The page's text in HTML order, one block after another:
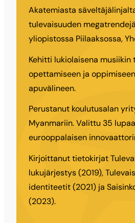
Akatemiasta
tulevaisuuden
yliopistossa Piilaaksossa,
Kehitti lukiolaisena musiikin
opettamiseen ja
apuvälineen.
Perustanut koulutusalan
Myanmariin. Valittu 35
eurooppalaisen
Kirjoittanut tietokirjat
lukujärjestys (2019),
identiteetit (2021) ja
(2023).